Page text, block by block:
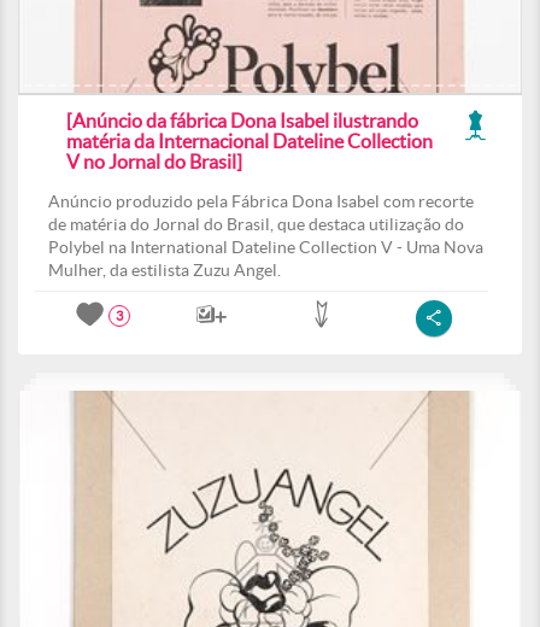
[Anúncio da fábrica Dona Isabel ilustrando
matéria da Internacional Dateline Collection
V no Jornal do Brasil]
Anúncio produzido pela Fábrica Dona Isabel com recorte
de matéria do Jornal do Brasil, que destaca utilização do
Polybel na International Dateline Collection V - Uma Nova
Mulher, da estilista Zuzu Angel.
3